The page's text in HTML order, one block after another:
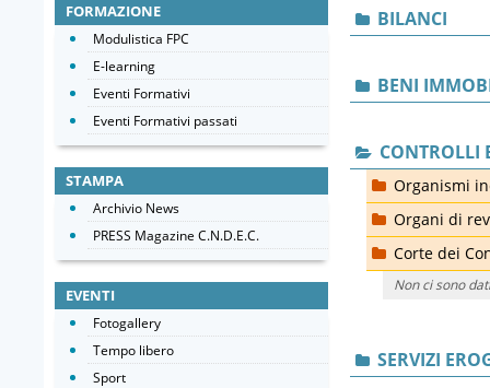
BILANCI
BENI
CONTROLLI
Organismi
Organi di
Corte dei
Non ci sono
SERVIZI
FORMAZIONE
Modulistica FPC
E-learning
Eventi Formativi
Eventi Formativi passati
STAMPA
Archivio News
PRESS Magazine C.N.D.E.C.
EVENTI
Fotogallery
Tempo libero
Sport